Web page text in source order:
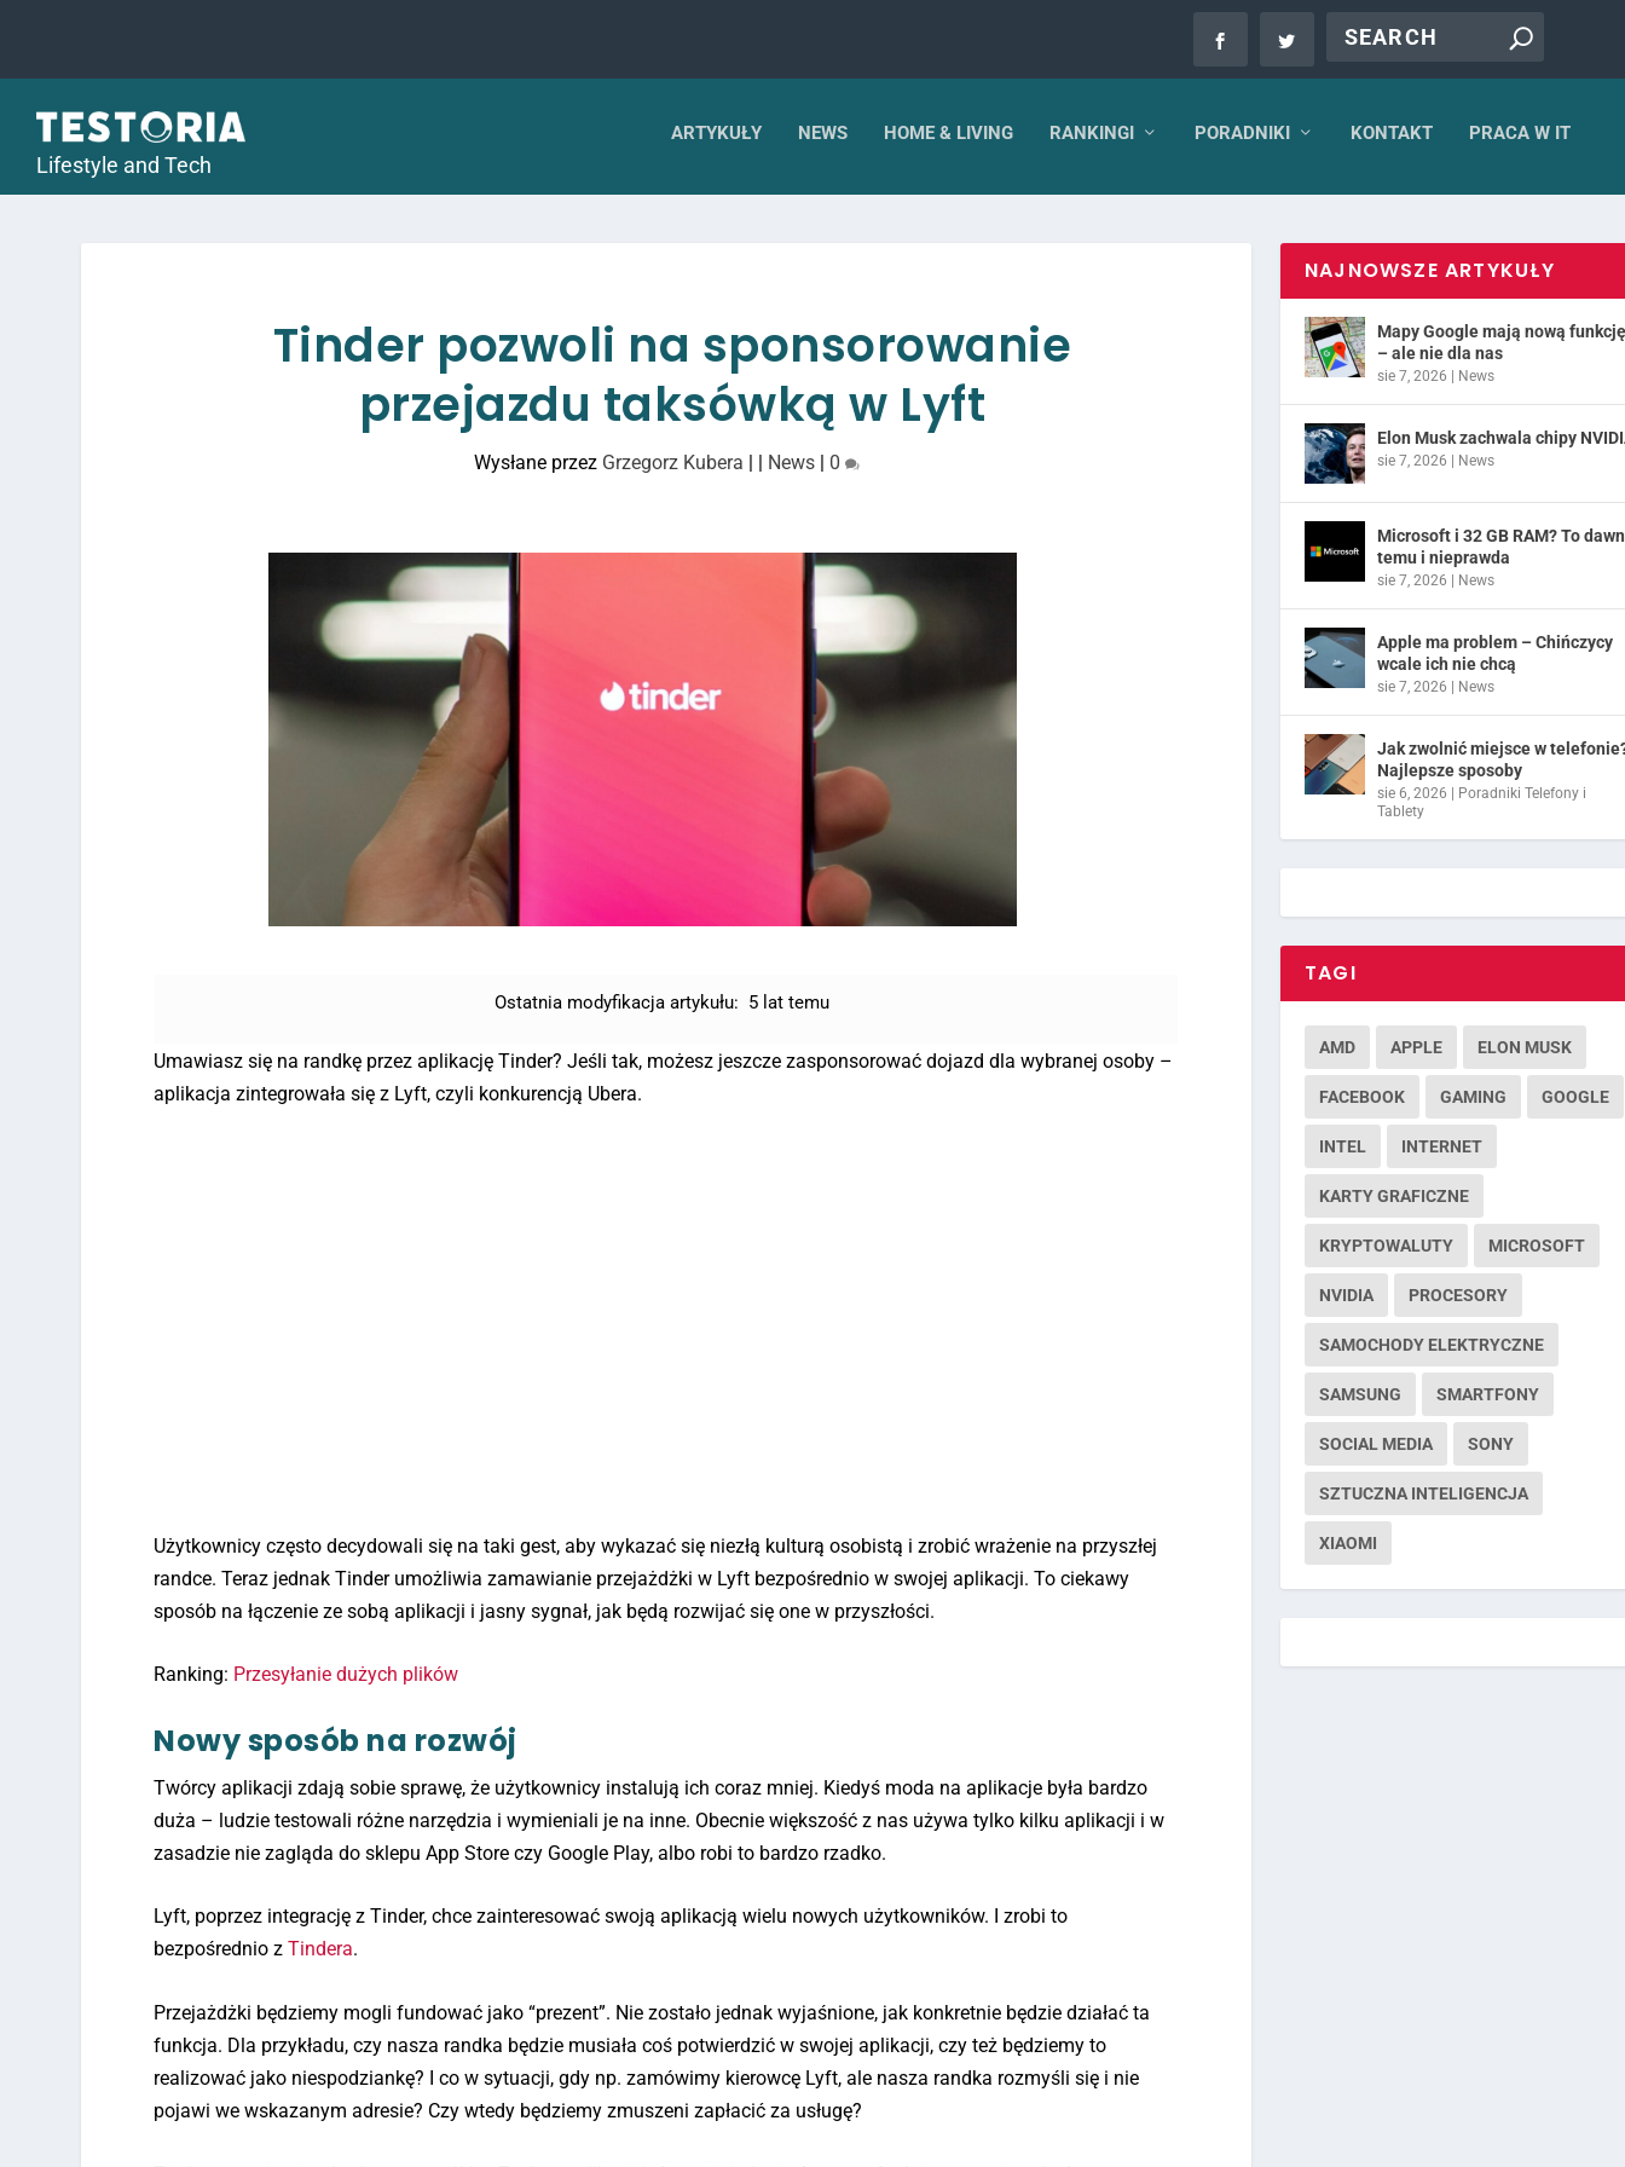
Lifestyle and Tech
ARTYKUŁY NEWS HOME & LIVING RANKINGI PORADNIKI KONTAKT PRACA W IT
Tinder pozwoli na sponsorowanie
przejazdu taksówką w Lyft
Wysłane przez Grzegorz Kubera | | News| 0
Ostatnia modyfikacja artykułu: 5 lat temu
Umawiasz się na randkę przez aplikację Tinder? Jeśli tak, możesz jeszcze zasponsorować dojazd dla wybranej osoby –
aplikacja zintegrowała się z Lyft, czyli konkurencją Ubera.
Użytkownicy często decydowali się na taki gest, aby wykazać się niezłą kulturą osobistą i zrobić wrażenie na przyszłej
randce. Teraz jednak Tinder umożliwia zamawianie przejażdżki w Lyft bezpośrednio w swojej aplikacji. To ciekawy
sposób na łączenie ze sobą aplikacji i jasny sygnał, jak będą rozwijać się one w przyszłości.
Ranking: Przesyłanie dużych plików
Nowy sposób na rozwój
Twórcy aplikacji zdają sobie sprawę, że użytkownicy instalują ich coraz mniej. Kiedyś moda na aplikacje była bardzo
duża – ludzie testowali różne narzędzia i wymieniali je na inne. Obecnie większość z nas używa tylko kilku aplikacji i w
zasadzie nie zagląda do sklepu App Store czy Google Play, albo robi to bardzo rzadko.
Lyft, poprzez integrację z Tinder, chce zainteresować swoją aplikacją wielu nowych użytkowników. I zrobi to
bezpośrednio zTindera.
Przejażdżki będziemy mogli fundować jako “prezent”. Nie zostało jednak wyjaśnione, jak konkretnie będzie działać ta
funkcja. Dla przykładu, czy nasza randka będzie musiała coś potwierdzić w swojej aplikacji, czy też będziemy to
realizować jako niespodziankę? I co w sytuacji, gdy np. zamówimy kierowcę Lyft, ale nasza randka rozmyśli się i nie
pojawi we wskazanym adresie? Czy wtedy będziemy zmuszeni zapłacić za usługę?
NAJNOWSZE ARTYKUŁY
Mapy Google mają nową funkcję
– ale nie dla nas
sie 7, 2026 | News
Elon Musk zachwala chipy
sie 7, 2026 | News
Microsoft i 32 GB RAM? To
temu i nieprawda
sie 7, 2026 | News
Apple ma problem – Chińczycy
wcale ich nie chcą
sie 7, 2026 | News
Jak zwolnić miejsce w
Najlepsze sposoby
sie 6, 2026 | Poradniki Telefony i
Tablety
TAGI
AMD APPLE ELON MUSK
FACEBOOK GAMING GOOGLE
INTEL INTERNET
KARTY GRAFICZNE
KRYPTOWALUTY MICROSOFT
NVIDIA PROCESORY
SAMOCHODY ELEKTRYCZNE
SAMSUNG SMARTFONY
SOCIAL MEDIA SONY
SZTUCZNA INTELIGENCJA
XIAOMI